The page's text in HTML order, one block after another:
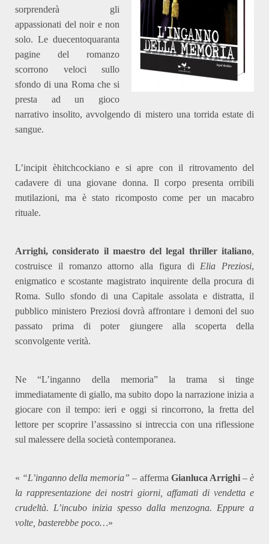
sorprenderà gli
appassionati del noir e non
solo. Le duecentoquaranta
pagine del romanzo
scorrono veloci sullo
sfondo di una Roma che si
presta ad un gioco
narrativo insolito, avvolgendo di mistero una torrida estate di
sangue.
L’incipit èhitchcockiano e si apre con il ritrovamento del
cadavere di una giovane donna. Il corpo presenta orribili
mutilazioni, ma è stato ricomposto come per un macabro
rituale.
Arrighi, considerato il maestro del legal thriller italiano,
costruisce il romanzo attorno alla figura di Elia Preziosi,
enigmatico e scostante magistrato inquirente della procura di
Roma. Sullo sfondo di una Capitale assolata e distratta, il
pubblico ministero Preziosi dovrà affrontare i demoni del suo
passato prima di poter giungere alla scoperta della
sconvolgente verità.
Ne “L’inganno della memoria” la trama si tinge
immediatamente di giallo, ma subito dopo la narrazione inizia a
giocare con il tempo: ieri e oggi si rincorrono, la fretta del
lettore per scoprire l’assassino si intreccia con una riflessione
sul malessere della società contemporanea.
« “L’inganno della memoria” – afferma Gianluca Arrighi–è
la rappresentazione dei nostri giorni, affamati di vendetta e
crudeltà. L’incubo inizia spesso dalla menzogna. Eppure a
volte, basterebbe poco…»